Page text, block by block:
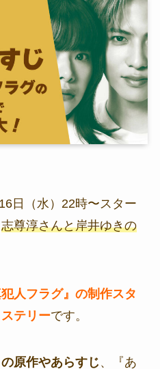
日（水）22時〜スター
志尊淳さんと岸井ゆきの
人フラグ』の制作スタ
テリーです。
の原作やあらすじ 、『あ